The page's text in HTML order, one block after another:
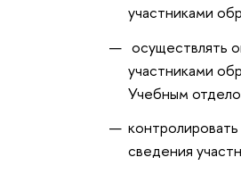
участниками
осуществлять
участниками
Учебным
сведения